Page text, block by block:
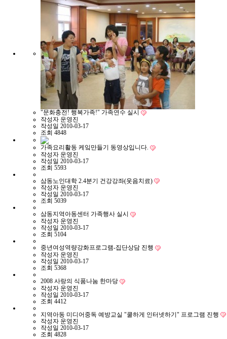
"문화충전! 행복가족!" 가족연수 실시
작성자 운영진
작성일 2010-03-17
조회 4848
가족요리활동 케잌만들기 동영상입니다.
작성자 운영진
작성일 2010-03-17
조회 5593
삼동노인대학 2.4분기 건강강좌(웃음치료)
작성자 운영진
작성일 2010-03-17
조회 5039
삼동지역아동센터 가족행사 실시
작성자 운영진
작성일 2010-03-17
조회 5104
중년여성역량강화프로그램-집단상담 진행
작성자 운영진
작성일 2010-03-17
조회 5368
2008 사랑의 식품나눔 한마당
작성자 운영진
작성일 2010-03-17
조회 4412
지역아동 미디어중독 예방교실 "쿨하게 인터넷하기" 프로그램 진행
작성자 운영진
작성일 2010-03-17
조회 4828